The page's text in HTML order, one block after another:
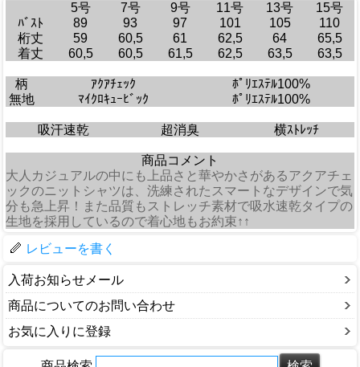
5号 7号 9号 11号 13号
15号
ﾊﾞｽﾄ
89 93 97 101 105
110
桁丈
59 60,5 61 62,5 64
65,5
着丈
60,5 60,5 61,5 62,5 63,5 63,5
柄 ｱｸｱﾁｪｯｸ
ﾎﾟﾘｴｽﾃﾙ100%
無地
ﾏｲｸﾛｷｭｰﾋﾞｯｸ ﾎﾟﾘｴｽﾃﾙ100%
吸汗速乾 超消臭 横ｽﾄﾚｯﾁ
商品コメント
大人カジュアルの中にも上品さと華やかさがあるアクアチェ
ックのニットシャツは、洗練されたスマートなデザインで気
分も急上昇！また品質もストレッチ素材で吸水速乾タイプの
生地を採用しているので着心地もお約束↑↑
レビューを書く
入荷お知らせメール
商品についてのお問い合わせ
お気に入りに登録